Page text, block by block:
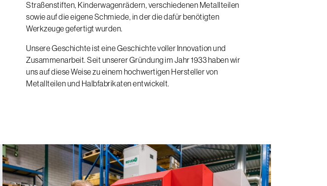
Straßenstiften, Kinderwagenrädern, verschiedenen Metallteilen
sowie auf die eigene Schmiede, in der die dafür benötigten
Werkzeuge gefertigt wurden.
Unsere Geschichte ist eine Geschichte voller Innovation und
Zusammenarbeit. Seit unserer Gründung im Jahr 1933 haben wir
uns auf diese Weise zu einem hochwertigen Hersteller von
Metallteilen und Halbfabrikaten entwickelt.